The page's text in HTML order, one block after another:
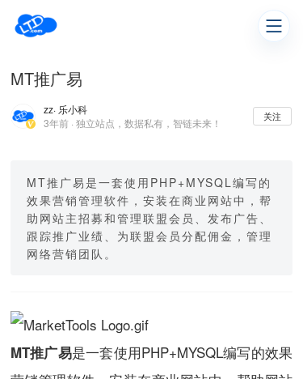
MT推广易
zz· 乐小科
3年前 · 独立站点，数据私有，智链未来！
关注
MT推广易是一套使用PHP+MYSQL编写的
效果营销管理软件，安装在商业网站中，帮
助网站主招募和管理联盟会员、发布广告、
跟踪推广业绩、为联盟会员分配佣金，管理
网络营销团队。
MT推广易是一套使用PHP+MYSQL编写的效果